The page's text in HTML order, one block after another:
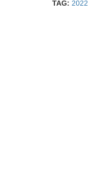
TAG: 2022